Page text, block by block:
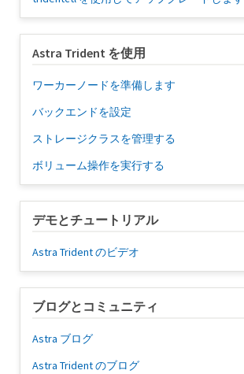
Astra Trident を使用
ワーカーノードを準備します
バックエンドを設定
ストレージクラスを管理する
ボリューム操作を実行する
デモとチュートリアル
Astra Trident のビデオ
ブログとコミュニティ
Astra ブログ
Astra Trident のブログ